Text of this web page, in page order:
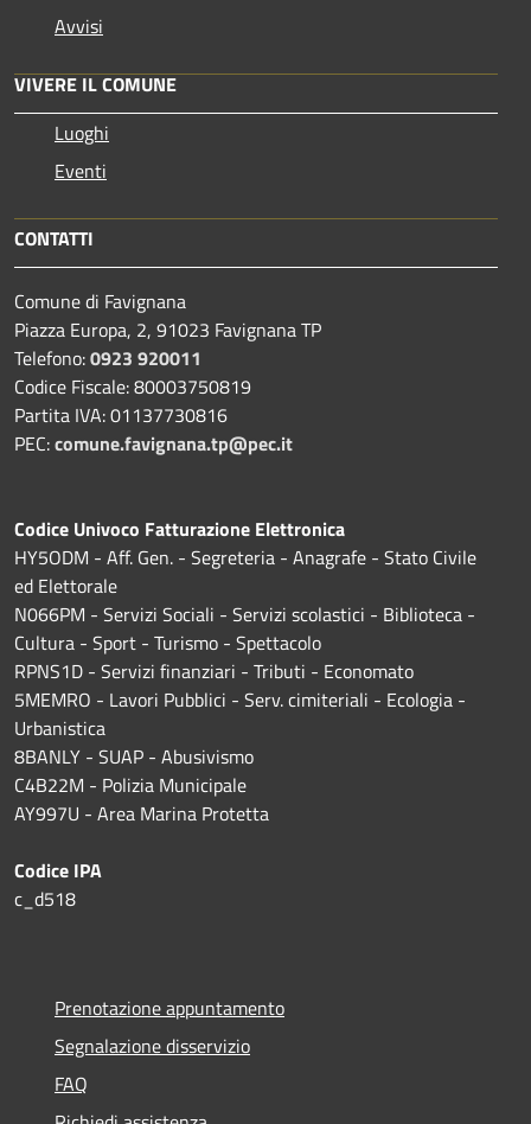
Avvisi
VIVERE IL COMUNE
Luoghi
Eventi
CONTATTI
Comune di Favignana
Piazza Europa, 2, 91023 Favignana TP
Telefono:0923 920011
Codice Fiscale: 80003750819
Partita IVA: 01137730816
PEC:comune.favignana.tp@pec.it
Codice Univoco Fatturazione Elettronica
HY5ODM - Aff. Gen. - Segreteria - Anagrafe - Stato Civile
ed Elettorale
N066PM - Servizi Sociali - Servizi scolastici - Biblioteca -
Cultura - Sport - Turismo - Spettacolo
RPNS1D - Servizi finanziari - Tributi - Economato
5MEMRO - Lavori Pubblici - Serv. cimiteriali - Ecologia -
Urbanistica
8BANLY - SUAP - Abusivismo
C4B22M - Polizia Municipale
AY997U - Area Marina Protetta
Codice IPA
c_d518
Prenotazione appuntamento
Segnalazione disservizio
FAQ